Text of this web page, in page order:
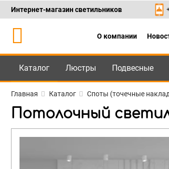
Каталог
Интернет-магазин светильников
О компании
Каталог Люстры Подвесные
Главная Каталог Споты (точечные
Потолочный